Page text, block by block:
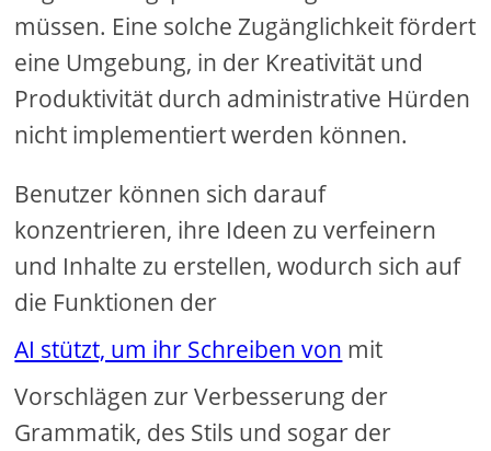
müssen. Eine solche Zugänglichkeit fördert
eine Umgebung, in der Kreativität und
Produktivität durch administrative Hürden
nicht implementiert werden können.
Benutzer können sich darauf
konzentrieren, ihre Ideen zu verfeinern
und Inhalte zu erstellen, wodurch sich auf
die Funktionen der
AI stützt, um ihr Schreiben von mit
Vorschlägen zur Verbesserung der
Grammatik, des Stils und sogar der